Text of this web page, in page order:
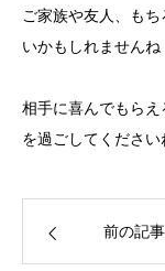
ご家族や友人、も
いかもしれませんね
相手に喜んでもら
を過ごしてください
前の記事